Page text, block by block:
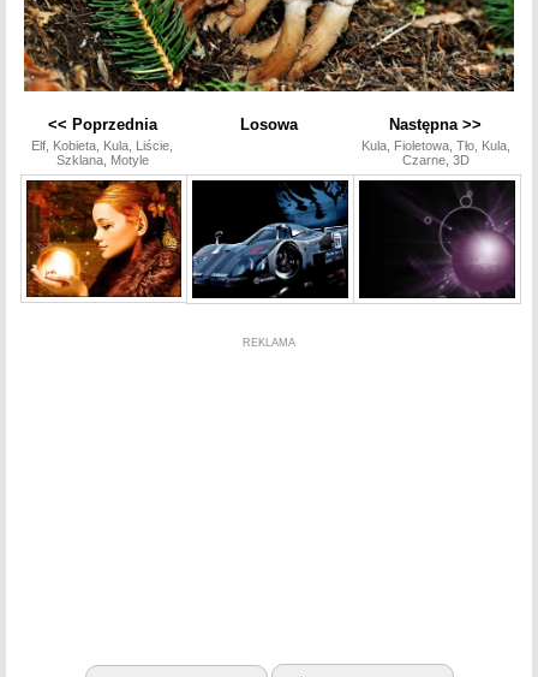
<< Poprzednia
Elf, Kobieta, Kula, Liście,
Szklana, Motyle
Losowa Następna >>
Kula, Fioletowa, Tło, Kula,
Czarne, 3D
REKLAMA